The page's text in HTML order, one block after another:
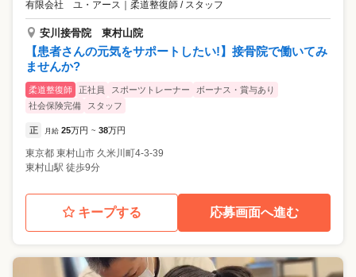
有限会社 ユ・アース 柔道整復師 / スタッフ
安川接骨院 東村山院
【患者さんの元気をサポートしたい!】接骨院で働いてみ
ませんか?
柔道整復師 正社員 スポーツトレーナー
ボーナス・賞与あり
社会保険完備
スタッフ
正 月給 25万円 ~ 38万円
東京都 東村山市 久米川町4-3-39
東村山駅 徒歩9分
キープする 応募画面へ進む